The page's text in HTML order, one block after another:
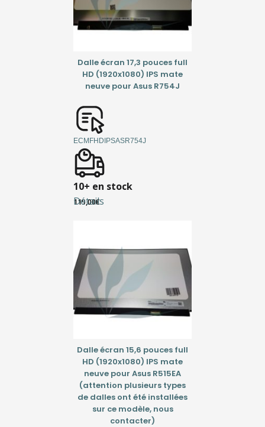
Détails
Dalle écran 17,3 pouces full
HD (1920x1080) IPS mate
neuve pour Asus R754J
ECMFHDIPSASR754J
10+ en stock
119,00€
Dalle écran 15,6 pouces full
HD (1920x1080) IPS mate
neuve pour Asus R515EA
(attention plusieurs types
de dalles ont été installées
sur ce modèle, nous
contacter)